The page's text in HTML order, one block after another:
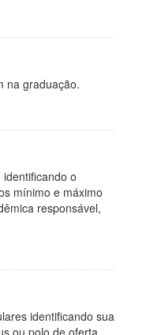
na graduação.
o
mínimo e máximo
responsável,
identificando sua
ou polo de oferta,